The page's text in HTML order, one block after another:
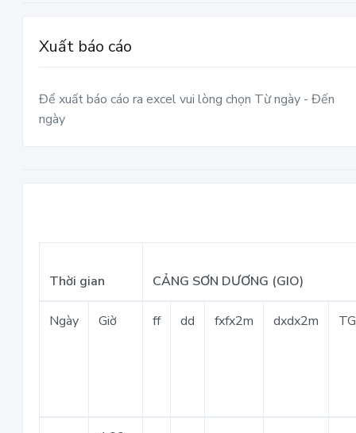
Xuất báo cáo
Để xuất báo cáo ra excel vui lòng chọn Từ ngày - Đến
ngày
Thời gian CẢNG SƠN DƯƠNG (GIO)
Ngày Giờ ff dd fxfx2m dxdx2m